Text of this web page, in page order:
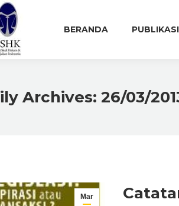
BERANDA PUBLIKASI
Archives: 26/03/
Mar